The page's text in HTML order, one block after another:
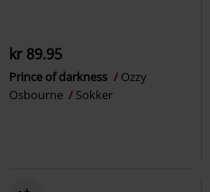
kr 89.95
Prince of darkness
Ozzy
Osbourne
Sokker